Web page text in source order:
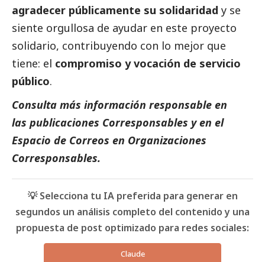
agradecer públicamente su solidaridad y se
siente orgullosa de ayudar en este proyecto
solidario, contribuyendo con lo mejor que
tiene: el compromiso y vocación de servicio
público.
Consulta más información responsable en
las publicaciones Corresponsables y en el
Espacio de Correos en Organizaciones
Corresponsables.
💡 Selecciona tu IA preferida para generar en
segundos un análisis completo del contenido y una
propuesta de post optimizado para redes sociales:
Claude